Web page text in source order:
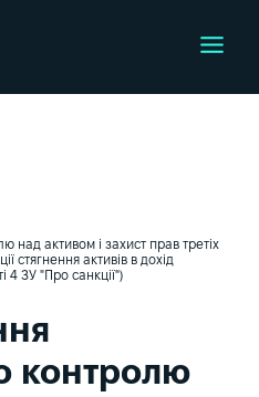
над активом і захист прав третіх
стягнення активів в дохід
4 ЗУ "Про санкції")
контролю